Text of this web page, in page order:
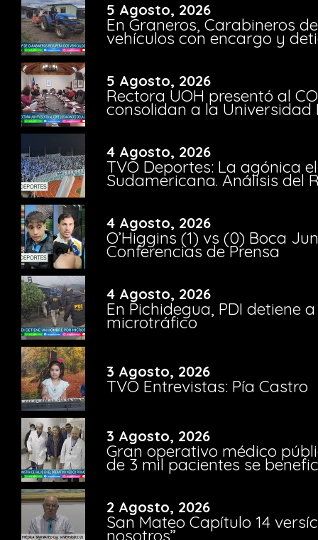
5 Agosto, 2026
En Graneros, Carabineros
vehículos con encargo y
5 Agosto, 2026
Rectora UOH presentó al
consolidan a la Universidad
4 Agosto, 2026
TVO Deportes: La agónica
Sudamericana. Análisis del
4 Agosto, 2026
O’Higgins (1) vs (0) Boca
Conferencias de Prensa
4 Agosto, 2026
En Pichidegua, PDI detiene
microtráfico
3 Agosto, 2026
TVO Entrevistas: Pía Castro
3 Agosto, 2026
Gran operativo médico
de 3 mil pacientes se
2 Agosto, 2026
San Mateo Capítulo 14
nosotros”